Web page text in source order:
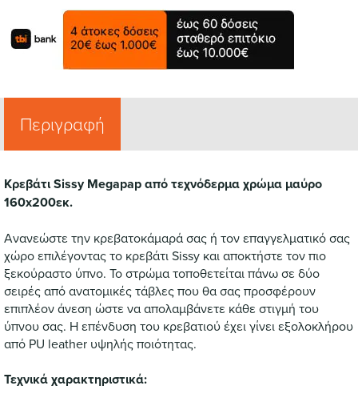
Περιγραφή
Κρεβάτι Sissy Megapap από τεχνόδερμα χρώμα μαύρο
160x200εκ.
Ανανεώστε την κρεβατοκάμαρά σας ή τον επαγγελματικό σας
χώρο επιλέγοντας το κρεβάτι Sissy και αποκτήστε τον πιο
ξεκούραστο ύπνο. Το στρώμα τοποθετείται πάνω σε δύο
σειρές από ανατομικές τάβλες που θα σας προσφέρουν
επιπλέον άνεση ώστε να απολαμβάνετε κάθε στιγμή του
ύπνου σας. Η επένδυση του κρεβατιού έχει γίνει εξολοκλήρου
από PU leather υψηλής ποιότητας.
Τεχνικά χαρακτηριστικά: